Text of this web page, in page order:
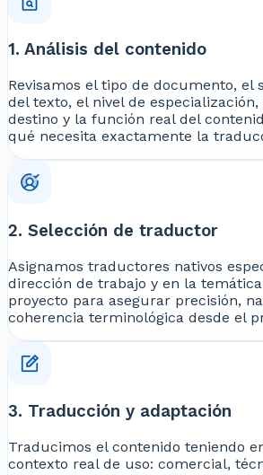
1. Análisis del contenido
Revisamos el tipo de documento, el
del texto, el nivel de
destino y la función real del
qué necesita exactamente la
2. Selección de traductor
Asignamos traductores nativos
dirección de trabajo y en la
proyecto para asegurar precisión,
coherencia terminológica desde el
3. Traducción y adaptación
Traducimos el contenido teniendo
contexto real de uso: comercial,